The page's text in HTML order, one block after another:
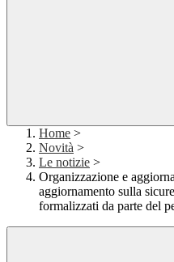
Home >
Novità >
Le notizie >
Organizzazione e
aggiornamento sulla
formalizzati da parte del